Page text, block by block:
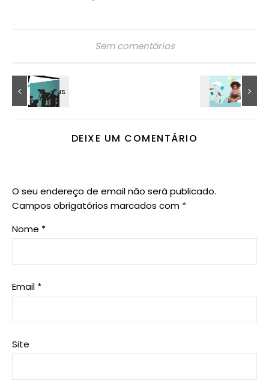
Sem comentários
DEIXE UM COMENTÁRIO
O seu endereço de email não será publicado.
Campos obrigatórios marcados com *
Nome *
Email *
Site